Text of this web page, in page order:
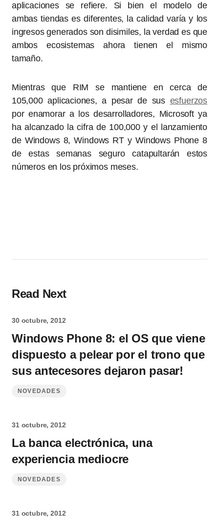
aplicaciones se refiere. Si bien el modelo de
ambas tiendas es diferentes, la calidad varía y los
ingresos generados son disimiles, la verdad es que
ambos ecosistemas ahora tienen el mismo
tamaño.
Mientras que RIM se mantiene en cerca de
105,000 aplicaciones, a pesar de sus esfuerzos
por enamorar a los desarrolladores, Microsoft ya
ha alcanzado la cifra de 100,000 y el lanzamiento
de Windows 8, Windows RT y Windows Phone 8
de estas semanas seguro catapultarán estos
números en los próximos meses.
Read Next
30 octubre, 2012
Windows Phone 8: el OS que viene
dispuesto a pelear por el trono que
sus antecesores dejaron pasar!
NOVEDADES
31 octubre, 2012
La banca electrónica, una
experiencia mediocre
NOVEDADES
31 octubre, 2012